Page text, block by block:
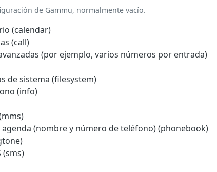
de Gammu, normalmente vacío.
(calendar)
(call)
(por ejemplo, varios números por entrada)
de sistema (filesystem)
(info)
agenda (nombre y número de teléfono) (phonebook)
(sms)